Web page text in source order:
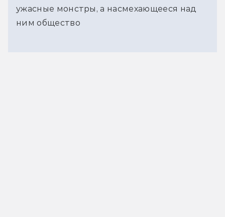
ужасные монстры, а насмехающееся над
ним общество